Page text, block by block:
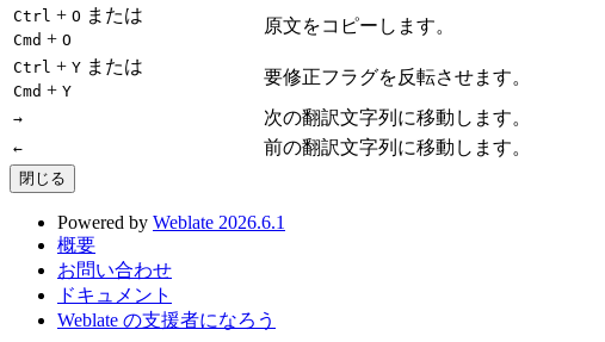
Ctrl + O または
Cmd + O
原文をコピーします。
Ctrl + Y または
Cmd + Y
要修正フラグを反転させます。
→ 次の翻訳文字列に移動します。
← 前の翻訳文字列に移動します。
閉じる
Powered by Weblate 2026.6.1
概要
お問い合わせ
ドキュメント
Weblate の支援者になろう